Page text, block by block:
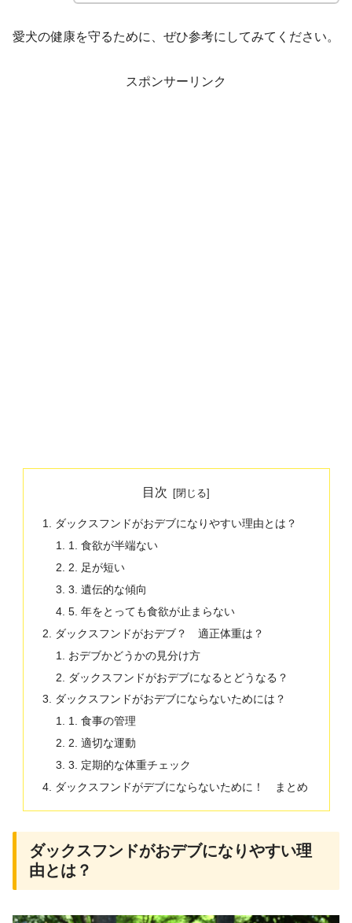
愛犬の健康を守るために、ぜひ参考にしてみてください。
スポンサーリンク
目次
ダックスフンドがおデブになりやすい理由とは？
1. 食欲が半端ない
2. 足が短い
3. 遺伝的な傾向
5. 年をとっても食欲が止まらない
ダックスフンドがおデブ？ 適正体重は？
おデブかどうかの見分け方
ダックスフンドがおデブになるとどうなる？
ダックスフンドがおデブにならないためには？
1. 食事の管理
2. 適切な運動
3. 定期的な体重チェック
ダックスフンドがデブにならないために！ まとめ
ダックスフンドがおデブになりやすい理
由とは？